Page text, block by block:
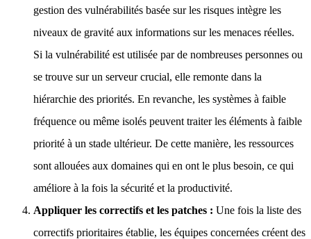
gestion des vulnérabilités basée sur les risques intègre les
niveaux de gravité aux informations sur les menaces réelles.
Si la vulnérabilité est utilisée par de nombreuses personnes ou
se trouve sur un serveur crucial, elle remonte dans la
hiérarchie des priorités. En revanche, les systèmes à faible
fréquence ou même isolés peuvent traiter les éléments à faible
priorité à un stade ultérieur. De cette manière, les ressources
sont allouées aux domaines qui en ont le plus besoin, ce qui
améliore à la fois la sécurité et la productivité.
Appliquer les correctifs et les patches : Une fois la liste des
correctifs prioritaires établie, les équipes concernées créent des